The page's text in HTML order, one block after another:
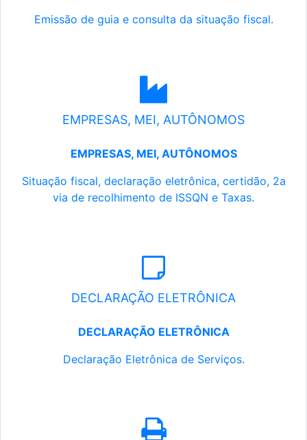
Emissão de guia e consulta da situação fiscal.
EMPRESAS, MEI, AUTÔNOMOS
EMPRESAS, MEI, AUTÔNOMOS
Situação fiscal, declaração eletrônica, certidão, 2a
via de recolhimento de ISSQN e Taxas.
DECLARAÇÃO ELETRÔNICA
DECLARAÇÃO ELETRÔNICA
Declaração Eletrônica de Serviços.